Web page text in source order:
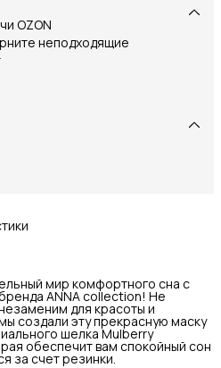
OZON
неподходящие
мир комфортного сна с
ANNA collection! Не
для красоты и
создали эту прекрасную маску
шелка Mulberry
обеспечит вам спокойный сон
за счет резинки.